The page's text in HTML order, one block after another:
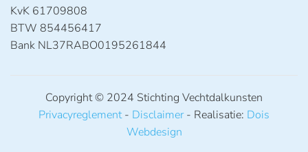
KvK 61709808
BTW 854456417
Bank NL37RABO0195261844
Copyright © 2024 Stichting Vechtdalkunsten
Privacyreglement- Disclaimer- Realisatie: Dois
Webdesign